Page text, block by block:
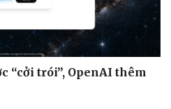
“cởi trói”, OpenAI thêm